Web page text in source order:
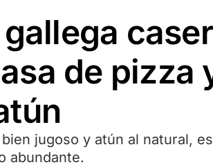
de pizza
jugoso y atún al natural,
abundante.